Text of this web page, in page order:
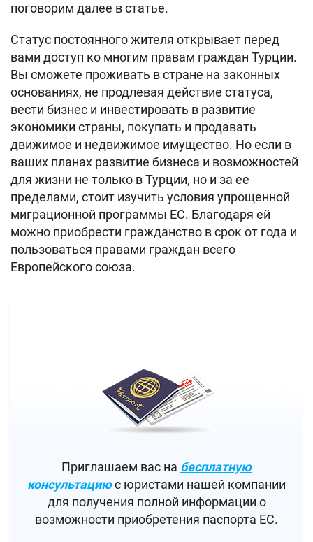
поговорим далее в статье.
Статус постоянного жителя открывает перед
вами доступ ко многим правам граждан Турции.
Вы сможете проживать в стране на законных
основаниях, не продлевая действие статуса,
вести бизнес и инвестировать в развитие
экономики страны, покупать и продавать
движимое и недвижимое имущество. Но если в
ваших планах развитие бизнеса и возможностей
для жизни не только в Турции, но и за ее
пределами, стоит изучить условия упрощенной
миграционной программы ЕС. Благодаря ей
можно приобрести гражданство в срок от года и
пользоваться правами граждан всего
Европейского союза.
Приглашаем вас на бесплатную
консультациюс юристами нашей компании
для получения полной информации о
возможности приобретения паспорта ЕС.